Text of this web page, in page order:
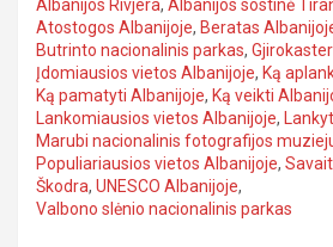
Albanijos Rivjera, Albanijos sostinė
Atostogos Albanijoje, Beratas
Butrinto nacionalinis parkas,
Įdomiausios vietos Albanijoje, Ką
Ką pamatyti Albanijoje, Ką veikti
Lankomiausios vietos Albanijoje,
Marubi nacionalinis fotografijos
Populiariausios vietos Albanijoje,
Škodra, UNESCO Albanijoje,
Valbono slėnio nacionalinis parkas